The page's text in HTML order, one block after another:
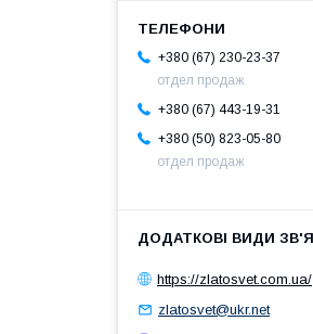
+380 (67) 230-23-37
отдел продаж
+380 (67) 443-19-31
+380 (50) 823-05-80
отдел продаж
https://zlatosvet.com.ua/
zlatosvet@ukr.net